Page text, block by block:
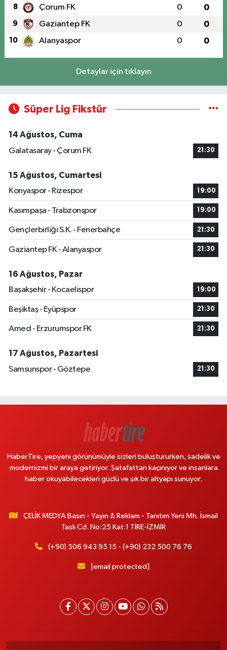
8 Çorum FK 0 0
9 Gaziantep FK 0 0
10 Alanyaspor 0 0
Detaylar için tıklayın
Süper Lig Fikstür
14 Ağustos, Cuma
Galatasaray - Çorum FK
21:30
15 Ağustos, Cumartesi
Konyaspor - Rizespor
19:00
Kasımpaşa - Trabzonspor 19:00
Gençlerbirliği S.K. - Fenerbahçe 21:30
Gaziantep FK - Alanyaspor 21:30
16 Ağustos, Pazar
Başakşehir - Kocaelispor
19:00
Beşiktaş - Eyüpspor 21:30
Amed - Erzurumspor FK 21:30
17 Ağustos, Pazartesi
Samsunspor - Göztepe
21:30
HaberTire, yepyeni görünümüyle sizleri buluştururken, sadelik ve
modernizmi bir araya getiriyor. Şatafattan kaçınıyor ve insanlara
haber okuyabilecekleri güçlü ve şık bir altyapı sunuyor.
ÇELİK MEDYA Basın - Yayın & Reklam - Tanıtım Yeni Mh. İsmail
Taşlı Cd. No:25 Kat:1 TİRE-İZMİR
(+90) 506 943 95 15 - (+90) 232 500 76 76
[email protected]